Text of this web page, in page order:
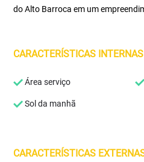
do Alto Barroca em um
CARACTERÍSTICAS INTERNAS
Área serviço
Sol da manhã
CARACTERÍSTICAS